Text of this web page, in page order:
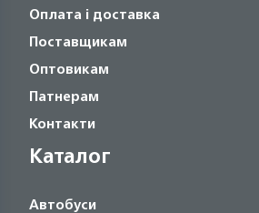
Оплата і доставка
Поставщикам
Оптовикам
Патнерам
Контакти
Каталог
Автобуси